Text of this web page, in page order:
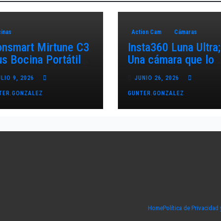
Mirtune C3
Bocina Portátil
Exteriores
9, 2026
Action Cam Cámaras
Insta360 Luna Ultra;
Una cámara que lo
cambia todo.
JUNIO 26, 2026
GUNTER.GONZALEZ
HomePolítica de Privacidad